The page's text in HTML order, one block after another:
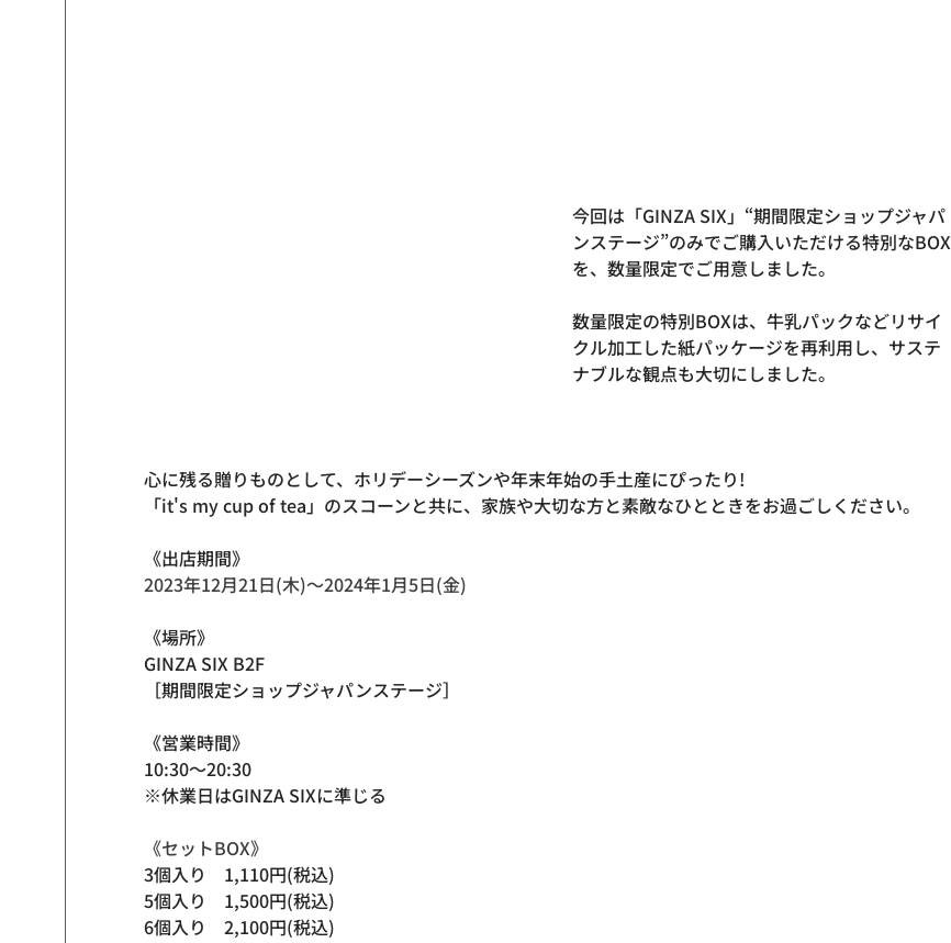
今回は「GINZA SIX」“期間限定ショップジャパ
ンステージ”のみでご購入いただける特別なBOX
を、数量限定でご用意しました。
数量限定の特別BOXは、牛乳パックなどリサイ
クル加工した紙パッケージを再利用し、サステ
ナブルな観点も大切にしました。
心に残る贈りものとして、ホリデーシーズンや年末年始の手土産にぴったり!
「it's my cup of tea」のスコーンと共に、家族や大切な方と素敵なひとときをお過ごしください。
《出店期間》
2023年12月21日(木)〜2024年1月5日(金)
《場所》
GINZA SIX B2F
［期間限定ショップジャパンステージ］
《営業時間》
10:30～20:30
※休業日はGINZA SIXに準じる
《セットBOX》
3個入り　1,110円(税込)
5個入り　1,500円(税込)
6個入り　2,100円(税込)